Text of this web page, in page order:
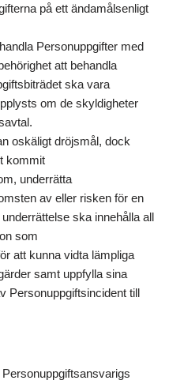
på ett ändamålsenligt
Personuppgifter med
att behandla
ska vara
om de skyldigheter
oskäligt dröjsmål, dock
kommit
underrätta
av eller risken för en
ska innehålla all
som
att kunna vidta lämpliga
samt uppfylla sina
Personuppgiftsincident till